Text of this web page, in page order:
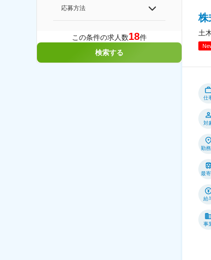
応募方法
この条件の求人数18件
検索する
株
土
仕
対
勤
最
給
事